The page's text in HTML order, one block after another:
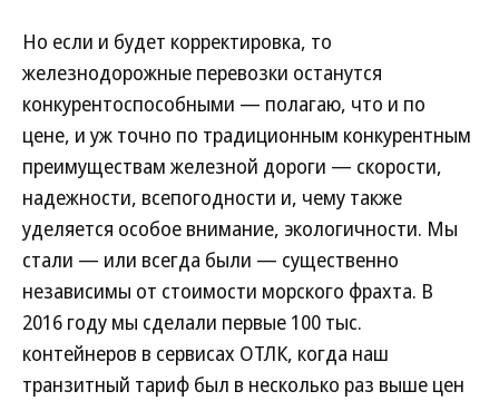
Но если и будет корректировка, то
железнодорожные перевозки останутся
конкурентоспособными — полагаю, что и по
цене, и уж точно по традиционным конкурентным
преимуществам железной дороги — скорости,
надежности, всепогодности и, чему также
уделяется особое внимание, экологичности. Мы
стали — или всегда были — существенно
независимы от стоимости морского фрахта. В
2016 году мы сделали первые 100 тыс.
контейнеров в сервисах ОТЛК, когда наш
транзитный тариф был в несколько раз выше цен